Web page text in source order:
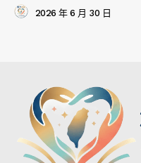
2026 年 6 月 30 日